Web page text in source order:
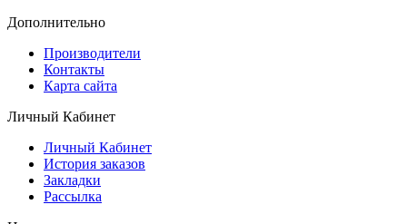
Дополнительно
Производители
Контакты
Карта сайта
Личный Кабинет
Личный Кабинет
История заказов
Закладки
Рассылка